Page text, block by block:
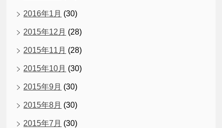
2016年1月 (30)
2015年12月 (28)
2015年11月 (28)
2015年10月 (30)
2015年9月 (30)
2015年8月 (30)
2015年7月 (30)